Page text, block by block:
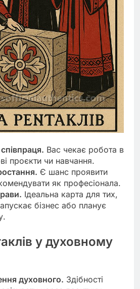
Вас чекає робота в
проєкти чи навчання.
Є шанс проявити
як професіонала.
Ідеальна карта для тих,
бізнес або планує
у духовному
духовного. Здібності